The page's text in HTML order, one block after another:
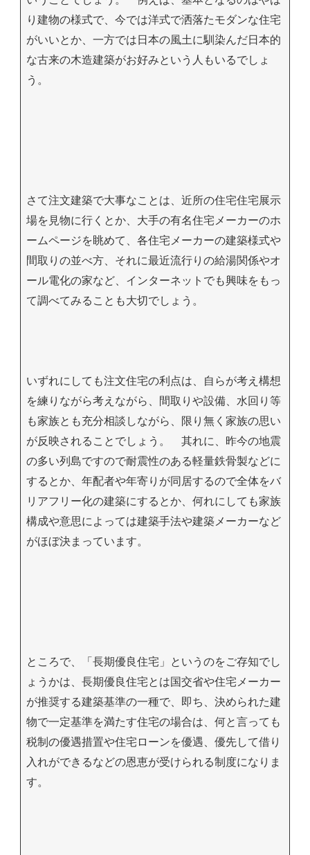
り建物の様式で、今では洋式で洒落たモダンな住宅
がいいとか、一方では日本の風土に馴染んだ日本的
な古来の木造建築がお好みという人もいるでしょ
う。
さて注文建築で大事なことは、近所の住宅住宅展示
場を見物に行くとか、大手の有名住宅メーカーのホ
ームページを眺めて、各住宅メーカーの建築様式や
間取りの並べ方、それに最近流行りの給湯関係やオ
ール電化の家など、インターネットでも興味をもっ
て調べてみることも大切でしょう。
いずれにしても注文住宅の利点は、自らが考え構想
を練りながら考えながら、間取りや設備、水回り等
も家族とも充分相談しながら、限り無く家族の思い
が反映されることでしょう。 其れに、昨今の地震
の多い列島ですので耐震性のある軽量鉄骨製などに
するとか、年配者や年寄りが同居するので全体をバ
リアフリー化の建築にするとか、何れにしても家族
構成や意思によっては建築手法や建築メーカーなど
がほぼ決まっています。
ところで、「長期優良住宅」というのをご存知でし
ょうかは、長期優良住宅とは国交省や住宅メーカー
が推奨する建築基準の一種で、即ち、決められた建
物で一定基準を満たす住宅の場合は、何と言っても
税制の優遇措置や住宅ローンを優遇、優先して借り
入れができるなどの恩恵が受けられる制度になりま
す。